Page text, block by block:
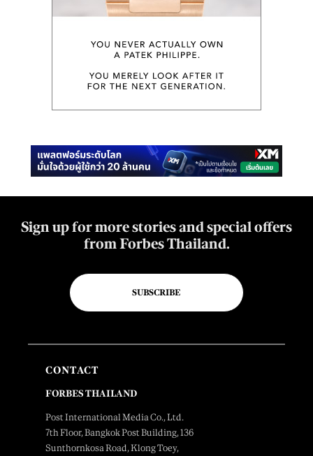
Sign up for more stories and special offers
from Forbes Thailand.
SUBSCRIBE
CONTACT
FORBES THAILAND
Post International Media Co., Ltd.
7th Floor, Bangkok Post Building, 136
Sunthornkosa Road, Klong Toey,